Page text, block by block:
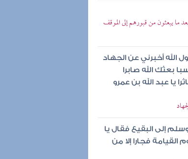
ما يبعثون من قبورهم إلى الموقف
الله أخبرني عن الجهاد
بعثك الله صابرا
يا عبد الله بن عمرو
إلى البقيع فقال يا
القيامة فجارا إلا من